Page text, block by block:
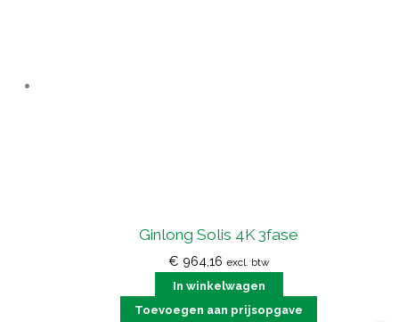
Ginlong Solis 4K 3fase
€ 964,16 excl. btw
In winkelwagen
Toevoegen aan prijsopgave